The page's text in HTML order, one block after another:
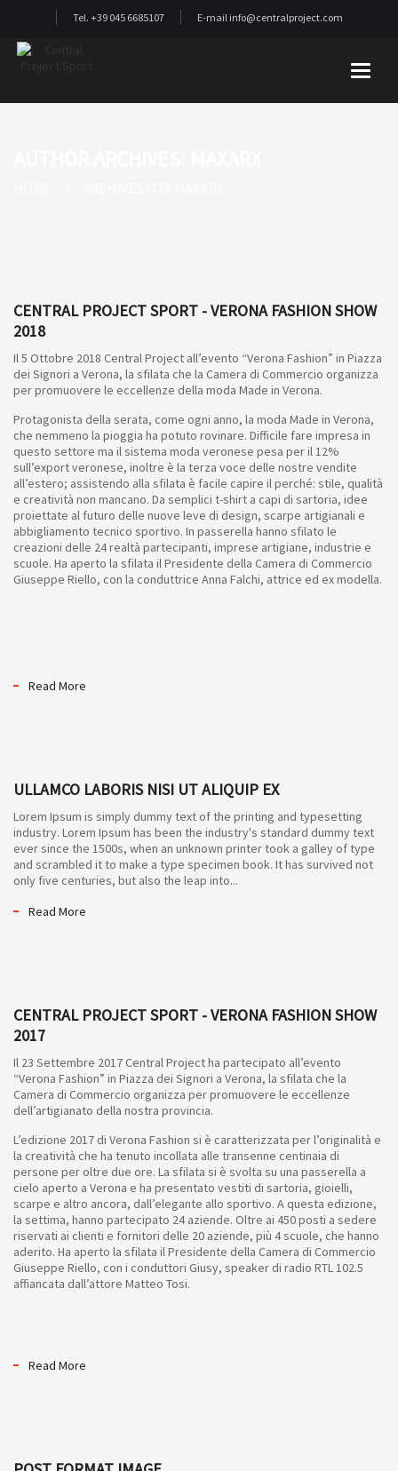
Tel. +39 045 6685107 E-mail info@centralproject.com
CENTRAL PROJECT SPORT - VERONA FASHION SHOW
2018
Il 5 Ottobre 2018 Central Project all’evento “Verona Fashion” in Piazza
dei Signori a Verona, la sfilata che la Camera di Commercio organizza
per promuovere le eccellenze della moda Made in Verona.
Protagonista della serata, come ogni anno, la moda Made in Verona,
che nemmeno la pioggia ha potuto rovinare. Difficile fare impresa in
questo settore ma il sistema moda veronese pesa per il 12%
sull’export veronese, inoltre è la terza voce delle nostre vendite
all’estero; assistendo alla sfilata è facile capire il perché: stile, qualità
e creatività non mancano. Da semplici t-shirt a capi di sartoria, idee
proiettate al futuro delle nuove leve di design, scarpe artigianali e
abbigliamento tecnico sportivo. In passerella hanno sfilato le
creazioni delle 24 realtà partecipanti, imprese artigiane, industrie e
scuole. Ha aperto la sfilata il Presidente della Camera di Commercio
Giuseppe Riello, con la conduttrice Anna Falchi, attrice ed ex modella.
Read More
ULLAMCO LABORIS NISI UT ALIQUIP EX
Lorem Ipsum is simply dummy text of the printing and typesetting
industry. Lorem Ipsum has been the industry's standard dummy text
ever since the 1500s, when an unknown printer took a galley of type
and scrambled it to make a type specimen book. It has survived not
only five centuries, but also the leap into...
Read More
CENTRAL PROJECT SPORT - VERONA FASHION SHOW
2017
Il 23 Settembre 2017 Central Project ha partecipato all’evento
“Verona Fashion” in Piazza dei Signori a Verona, la sfilata che la
Camera di Commercio organizza per promuovere le eccellenze
dell’artigianato della nostra provincia.
L’edizione 2017 di Verona Fashion si è caratterizzata per l’originalità e
la creatività che ha tenuto incollata alle transenne centinaia di
persone per oltre due ore. La sfilata si è svolta su una passerella a
cielo aperto a Verona e ha presentato vestiti di sartoria, gioielli,
scarpe e altro ancora, dall’elegante allo sportivo. A questa edizione,
la settima, hanno partecipato 24 aziende. Oltre ai 450 posti a sedere
riservati ai clienti e fornitori delle 20 aziende, più 4 scuole, che hanno
aderito. Ha aperto la sfilata il Presidente della Camera di Commercio
Giuseppe Riello, con i conduttori Giusy, speaker di radio RTL 102.5
affiancata dall’attore Matteo Tosi.
Read More